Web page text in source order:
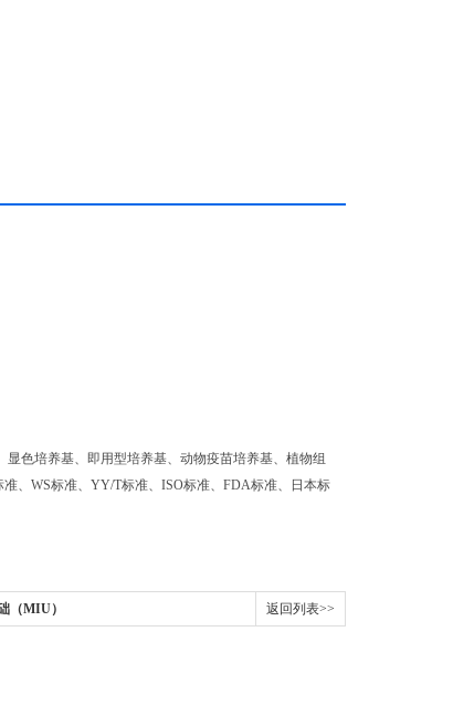
色培养基、即用型培养基、动物疫苗培养基、植物组
、WS标准、YY/T标准、ISO标准、FDA标准、日本标
（MIU） 返回列表>>